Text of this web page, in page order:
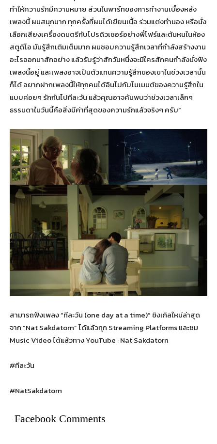
ทำให้ความรักมีความหมาย ส่วนในพาร์ทของการทำงานเบื้องหลัง
เพลงนี้ ผมสนุกมาก ทุกครั้งที่ผมได้เขียนเนื้อ ร่วมแต่งทำนอง หรือนั่ง
เลือกเสียงเครื่องดนตรีกับโปรดิวเซอร์อย่างพี่โฟร์และต้นหนในห้อง
สตูดิโอ มันรู้สึกเติมเต็มมาก ผมชอบความรู้สึกเวลาที่กำลังสร้างงาน
อะไรออกมาสักอย่าง แล้วรับรู้ว่าสักวันหนึ่งจะมีใครสักคนกำลังนั่งฟัง
เพลงนี้อยู่ และเพลงอาจเป็นตัวแทนความรู้สึกของเขาในช่วงเวลานั้น
ก็ได้ อยากฝากเพลงนี้ให้ทุกคนได้อินไปกับโมเมนต์ของความรู้สึกใน
แบบค่อยๆ รักกันไปทีละวัน แล้วคุณอาจค้นพบว่าช่วงเวลาเล็กๆ
ธรรมดาในวันนี้คือสิ่งมีค่าที่สุดของความรักแล้วจริงๆ ครับ”
สามารถฟังเพลง “ทีละวัน (one day at a time)” ซิงเกิลใหม่ล่าสุด
จาก “Nat Sakdatorn” ได้แล้วทุก Streaming Platforms และชม
Music Video ได้แล้วทาง YouTube : Nat Sakdatorn
#ทีละวัน
#NatSakdatorn
Facebook Comments